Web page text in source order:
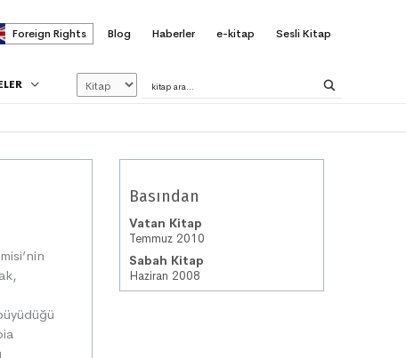
Foreign Rights Blog Haberler e-kitap Sesli Kitap
Basından
Vatan Kitap
Temmuz 2010
Sabah Kitap
Haziran 2008